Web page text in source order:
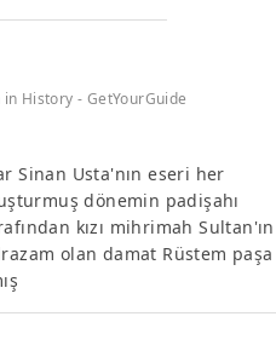
History - GetYourGuide
Sinan Usta'nın eseri her
dönemin padişahı
kızı mihrimah Sultan'ın
olan damat Rüstem paşa